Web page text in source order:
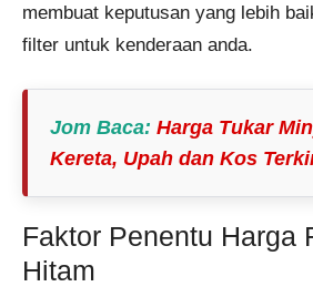
membuat keputusan yang lebih
filter untuk kenderaan anda.
Jom Baca: Harga Tukar
Kereta, Upah dan Kos
Faktor Penentu Harga
Hitam